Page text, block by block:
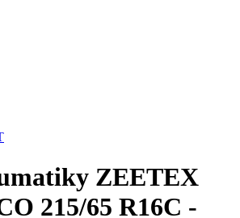
ZEETEX
215/65 R16C -